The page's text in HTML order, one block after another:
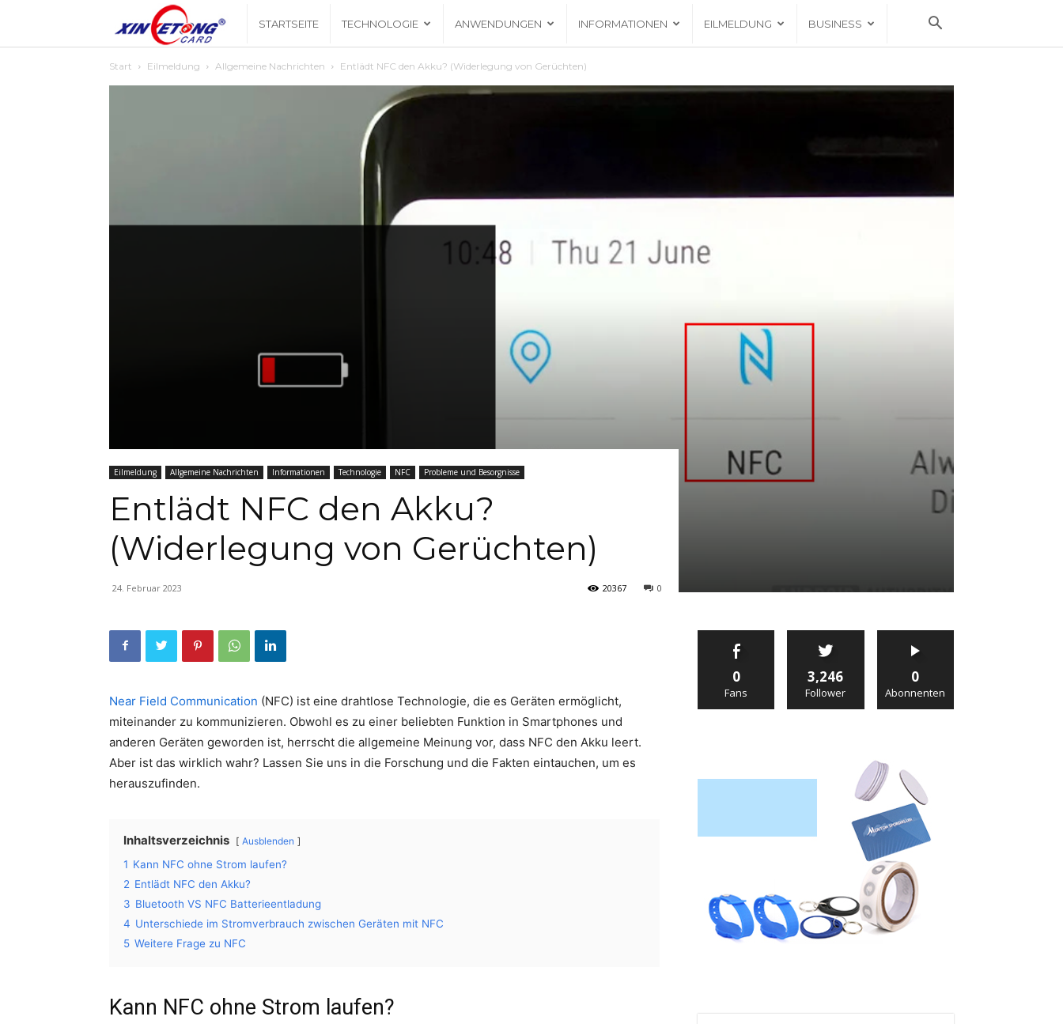
Xingyetongblog
STARTSEITE TECHNOLOGIE ANWENDUNGEN INFORMATIONEN EILMELDUNG BUSINESS
Start Eilmeldung Allgemeine Nachrichten Entlädt NFC den Akku? (Widerlegung von Gerüchten)
Eilmeldung Allgemeine Nachrichten Informationen Technologie NFC Probleme und Besorgnisse
Entlädt NFC den Akku?
(Widerlegung von Gerüchten)
24. Februar 2023 0
20367
Near Field Communication (NFC) ist eine drahtlose Technologie, die es Geräten ermöglicht,
miteinander zu kommunizieren. Obwohl es zu einer beliebten Funktion in Smartphones und
anderen Geräten geworden ist, herrscht die allgemeine Meinung vor, dass NFC den Akku leert.
Aber ist das wirklich wahr? Lassen Sie uns in die Forschung und die Fakten eintauchen, um es
herauszufinden.
Inhaltsverzeichnis Ausblenden
1 Kann NFC ohne Strom laufen?
2 Entlädt NFC den Akku?
3 Bluetooth VS NFC Batterieentladung
4 Unterschiede im Stromverbrauch zwischen Geräten mit NFC
5 Weitere Frage zu NFC
Kann NFC ohne Strom laufen?
0
Fans
3,246
Follower
0
Abonnenten